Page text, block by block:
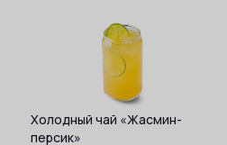
Холодный чай «Жасмин-
персик»